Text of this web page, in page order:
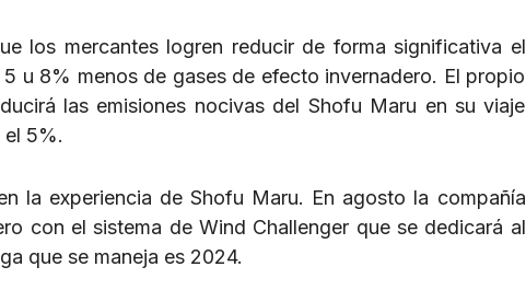
los mercantes logren reducir de forma significativa el
u 8% menos de gases de efecto invernadero. El propio
las emisiones nocivas del Shofu Maru en su viaje
el 5%.
la experiencia de Shofu Maru. En agosto la compañía
con el sistema de Wind Challenger que se dedicará al
que se maneja es 2024.